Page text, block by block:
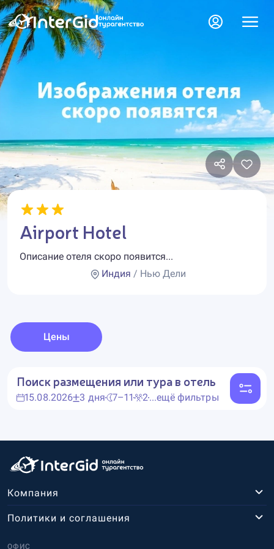
Airport Hotel
Описание отеля скоро появится...
Индия / Нью Дели
Цены
Поиск размещения или тура в отель
15.08.2026 3 дня 7–11 2...ещё фильтры
Компания
ОФИС
Политики и соглашения